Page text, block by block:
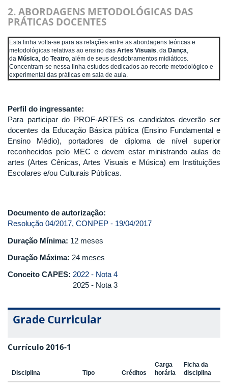
2. ABORDAGENS METODOLÓGICAS DAS
PRÁTICAS DOCENTES
Esta linha volta-se para as relações entre as abordagens teóricas e
metodológicas relativas ao ensino das Artes Visuais, da Dança,
da Música, do Teatro, além de seus desdobramentos midiáticos.
Concentram-se nessa linha estudos dedicados ao recorte metodológico e
experimental das práticas em sala de aula.
Perfil do ingressante:
Para participar do PROF-ARTES os candidatos deverão ser
docentes da Educação Básica pública (Ensino Fundamental e
Ensino Médio), portadores de diploma de nível superior
reconhecidos pelo MEC e devem estar ministrando aulas de
artes (Artes Cênicas, Artes Visuais e Música) em Instituições
Escolares e/ou Culturais Públicas.
Documento de autorização:
Resolução 04/2017, CONPEP - 19/04/2017
Duração Mínima: 12 meses
Duração Máxima: 24 meses
Conceito CAPES: 2022 - Nota 4
2025 - Nota 3
Grade Curricular
Currículo 2016-1
Disciplina Tipo Créditos
Carga
horária
Ficha da
disciplina